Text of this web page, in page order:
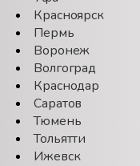
Красноярск
Пермь
Воронеж
Волгоград
Краснодар
Саратов
Тюмень
Тольятти
Ижевск